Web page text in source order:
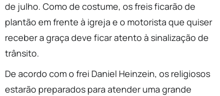
de julho. Como de costume, os freis ficarão de
plantão em frente à igreja e o motorista que quiser
receber a graça deve ficar atento à sinalização de
trânsito.
De acordo com o frei Daniel Heinzein, os religiosos
estarão preparados para atender uma grande